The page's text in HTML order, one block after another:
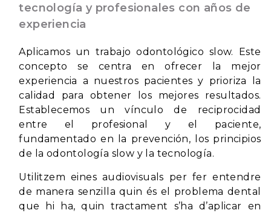
tecnología y profesionales con años de
experiencia
Aplicamos un trabajo odontológico slow. Este
concepto se centra en ofrecer la mejor
experiencia a nuestros pacientes y prioriza la
calidad para obtener los mejores resultados.
Establecemos un vínculo de reciprocidad
entre el profesional y el paciente,
fundamentado en la prevención, los principios
de la odontología slow y la tecnología.
Utilitzem eines audiovisuals per fer entendre
de manera senzilla quin és el problema dental
que hi ha, quin tractament s’ha d’aplicar en